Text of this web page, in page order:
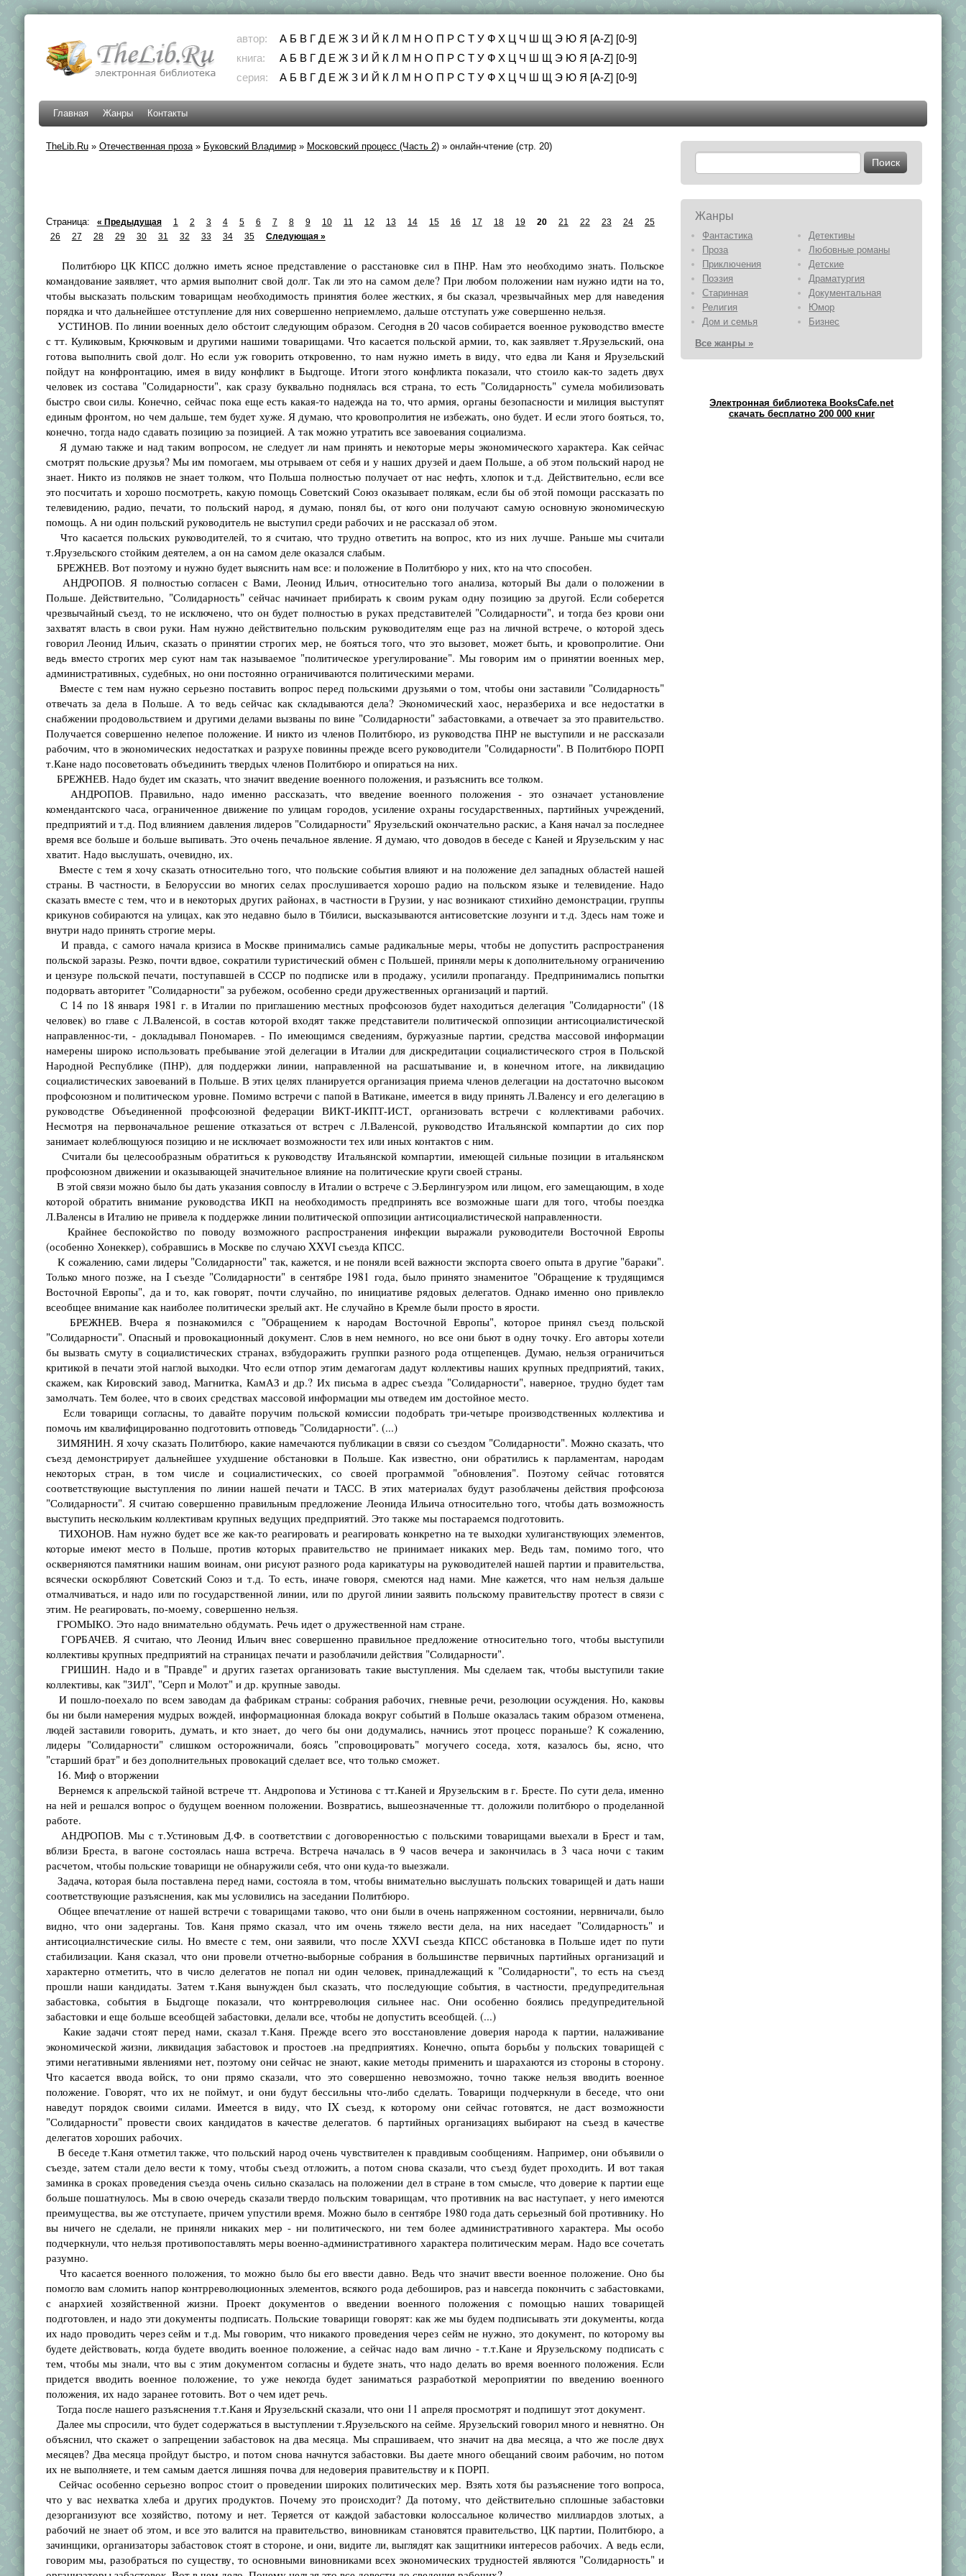
автор: А Б В Г Д Е Ж З И Й К Л М Н О П Р С Т У Ф Х Ц Ч Ш Щ Э Ю Я [A-Z] [0-9]
книга:
А Б В Г Д Е Ж З И Й К Л М Н О П Р С Т У Ф Х Ц Ч Ш Щ Э Ю Я [A-Z] [0-9]
серия:
А Б В Г Д Е Ж З И Й К Л М Н О П Р С Т У Ф Х Ц Ч Ш Щ Э Ю Я [A-Z] [0-9]
Главная Жанры Контакты
TheLib.Ru» Отечественная проза» Буковский Владимир» Московский процесс (Часть 2)» онлайн-чтение (стр. 20)
Страница: « Предыдущая 1 2 3 4 5 6 7 8 9 10 11 12 13 14 15 16 17 18 19 20 21 22 23 24
25
26
27 28 29 30 31 32 33 34 35 Следующая »
Политбюро ЦК КПСС должно иметь ясное представление о расстановке сил в ПНР. Нам это необходимо знать. Польское
командование заявляет, что армия выполнит свой долг. Так ли это на самом деле? При любом положении нам нужно идти на то,
чтобы высказать польским товарищам необходимость принятия более жестких, я бы сказал, чрезвычайных мер для наведения
порядка и что дальнейшее отступление для них совершенно неприемлемо, дальше отступать уже совершенно нельзя.
УСТИНОВ. По линии военных дело обстоит следующим образом. Сегодня в 20 часов собирается военное руководство вместе
с тт. Куликовым, Крючковым и другими нашими товарищами. Что касается польской армии, то, как заявляет т.Ярузельский, она
готова выполнить свой долг. Но если уж говорить откровенно, то нам нужно иметь в виду, что едва ли Каня и Ярузельский
пойдут на конфронтацию, имея в виду конфликт в Быдгоще. Итоги этого конфликта показали, что стоило как-то задеть двух
человек из состава "Солидарности", как сразу буквально поднялась вся страна, то есть "Солидарность" сумела мобилизовать
быстро свои силы. Конечно, сейчас пока еще есть какая-то надежда на то, что армия, органы безопасности и милиция выступят
единым фронтом, но чем дальше, тем будет хуже. Я думаю, что кровопролития не избежать, оно будет. И если этого бояться, то,
конечно, тогда надо сдавать позицию за позицией. А так можно утратить все завоевания социализма.
Я думаю также и над таким вопросом, не следует ли нам принять и некоторые меры экономического характера. Как сейчас
смотрят польские друзья? Мы им помогаем, мы отрываем от себя и у наших друзей и даем Польше, а об этом польский народ не
знает. Никто из поляков не знает толком, что Польша полностью получает от нас нефть, хлопок и т.д. Действительно, если все
это посчитать и хорошо посмотреть, какую помощь Советский Союз оказывает полякам, если бы об этой помощи рассказать по
телевидению, радио, печати, то польский народ, я думаю, понял бы, от кого они получают самую основную экономическую
помощь. А ни один польский руководитель не выступил среди рабочих и не рассказал об этом.
Что касается польских руководителей, то я считаю, что трудно ответить на вопрос, кто из них лучше. Раньше мы считали
т.Ярузельского стойким деятелем, а он на самом деле оказался слабым.
БРЕЖНЕВ. Вот поэтому и нужно будет выяснить нам все: и положение в Политбюро у них, кто на что способен.
АНДРОПОВ. Я полностью согласен с Вами, Леонид Ильич, относительно того анализа, который Вы дали о положении в
Польше. Действительно, "Солидарность" сейчас начинает прибирать к своим рукам одну позицию за другой. Если соберется
чрезвычайный съезд, то не исключено, что он будет полностью в руках представителей "Солидарности", и тогда без крови они
захватят власть в свои руки. Нам нужно действительно польским руководителям еще раз на личной встрече, о которой здесь
говорил Леонид Ильич, сказать о принятии строгих мер, не бояться того, что это вызовет, может быть, и кровопролитие. Они
ведь вместо строгих мер суют нам так называемое "политическое урегулирование". Мы говорим им о принятии военных мер,
административных, судебных, но они постоянно ограничиваются политическими мерами.
Вместе с тем нам нужно серьезно поставить вопрос перед польскими друзьями о том, чтобы они заставили "Солидарность"
отвечать за дела в Польше. А то ведь сейчас как складываются дела? Экономический хаос, неразбериха и все недостатки в
снабжении продовольствием и другими делами вызваны по вине "Солидарности" забастовками, а отвечает за это правительство.
Получается совершенно нелепое положение. И никто из членов Политбюро, из руководства ПНР не выступили и не рассказали
рабочим, что в экономических недостатках и разрухе повинны прежде всего руководители "Солидарности". В Политбюро ПОРП
т.Кане надо посоветовать объединить твердых членов Политбюро и опираться на них.
БРЕЖНЕВ. Надо будет им сказать, что значит введение военного положения, и разъяснить все толком.
АНДРОПОВ. Правильно, надо именно рассказать, что введение военного положения - это означает установление
комендантского часа, ограниченное движение по улицам городов, усиление охраны государственных, партийных учреждений,
предприятий и т.д. Под влиянием давления лидеров "Солидарности" Ярузельский окончательно раскис, а Каня начал за последнее
время все больше и больше выпивать. Это очень печальное явление. Я думаю, что доводов в беседе с Каней и Ярузельским у нас
хватит. Надо выслушать, очевидно, их.
Вместе с тем я хочу сказать относительно того, что польские события влияют и на положение дел западных областей нашей
страны. В частности, в Белоруссии во многих селах прослушивается хорошо радио на польском языке и телевидение. Надо
сказать вместе с тем, что и в некоторых других районах, в частности в Грузии, у нас возникают стихийно демонстрации, группы
крикунов собираются на улицах, как это недавно было в Тбилиси, высказываются антисоветские лозунги и т.д. Здесь нам тоже и
внутри надо принять строгие меры.
И правда, с самого начала кризиса в Москве принимались самые радикальные меры, чтобы не допустить распространения
польской заразы. Резко, почти вдвое, сократили туристический обмен с Польшей, приняли меры к дополнительному ограничению
и цензуре польской печати, поступавшей в СССР по подписке или в продажу, усилили пропаганду. Предпринимались попытки
подорвать авторитет "Солидарности" за рубежом, особенно среди дружественных организаций и партий.
С 14 по 18 января 1981 г. в Италии по приглашению местных профсоюзов будет находиться делегация "Солидарности" (18
человек) во главе с Л.Валенсой, в состав которой входят также представители политической оппозиции антисоциалистической
направленнос-ти, - докладывал Пономарев. - По имеющимся сведениям, буржуазные партии, средства массовой информации
намерены широко использовать пребывание этой делегации в Италии для дискредитации социалистического строя в Польской
Народной Республике (ПНР), для поддержки линии, направленной на расшатывание и, в конечном итоге, на ликвидацию
социалистических завоеваний в Польше. В этих целях планируется организация приема членов делегации на достаточно высоком
профсоюзном и политическом уровне. Помимо встречи с папой в Ватикане, имеется в виду принять Л.Валенсу и его делегацию в
руководстве Объединенной профсоюзной федерации ВИКТ-ИКПТ-ИСТ, организовать встречи с коллективами рабочих.
Несмотря на первоначальное решение отказаться от встреч с Л.Валенсой, руководство Итальянской компартии до сих пор
занимает колеблющуюся позицию и не исключает возможности тех или иных контактов с ним.
Считали бы целесообразным обратиться к руководству Итальянской компартии, имеющей сильные позиции в итальянском
профсоюзном движении и оказывающей значительное влияние на политические круги своей страны.
В этой связи можно было бы дать указания совпослу в Италии о встрече с Э.Берлингуэром или лицом, его замещающим, в ходе
которой обратить внимание руководства ИКП на необходимость предпринять все возможные шаги для того, чтобы поездка
Л.Валенсы в Италию не привела к поддержке линии политической оппозиции антисоциалистической направленности.
Крайнее беспокойство по поводу возможного распространения инфекции выражали руководители Восточной Европы
(особенно Хонеккер), собравшись в Москве по случаю XXVI съезда КПСС.
К сожалению, сами лидеры "Солидарности" так, кажется, и не поняли всей важности экспорта своего опыта в другие "бараки".
Только много позже, на I съезде "Солидарности" в сентябре 1981 года, было принято знаменитое "Обращение к трудящимся
Восточной Европы", да и то, как говорят, почти случайно, по инициативе рядовых делегатов. Однако именно оно привлекло
всеобщее внимание как наиболее политически зрелый акт. Не случайно в Кремле были просто в ярости.
БРЕЖНЕВ. Вчера я познакомился с "Обращением к народам Восточной Европы", которое принял съезд польской
"Солидарности". Опасный и провокационный документ. Слов в нем немного, но все они бьют в одну точку. Его авторы хотели
бы вызвать смуту в социалистических странах, взбудоражить группки разного рода отщепенцев. Думаю, нельзя ограничиться
критикой в печати этой наглой выходки. Что если отпор этим демагогам дадут коллективы наших крупных предприятий, таких,
скажем, как Кировский завод, Магнитка, КамАЗ и др.? Их письма в адрес съезда "Солидарности", наверное, трудно будет там
замолчать. Тем более, что в своих средствах массовой информации мы отведем им достойное место.
Если товарищи согласны, то давайте поручим польской комиссии подобрать три-четыре производственных коллектива и
помочь им квалифицированно подготовить отповедь "Солидарности". (...)
ЗИМЯНИН. Я хочу сказать Политбюро, какие намечаются публикации в связи со съездом "Солидарности". Можно сказать, что
съезд демонстрирует дальнейшее ухудшение обстановки в Польше. Как известно, они обратились к парламентам, народам
некоторых стран, в том числе и социалистических, со своей программой "обновления". Поэтому сейчас готовятся
соответствующие выступления по линии нашей печати и ТАСС. В этих материалах будут разоблачены действия профсоюза
"Солидарности". Я считаю совершенно правильным предложение Леонида Ильича относительно того, чтобы дать возможность
выступить нескольким коллективам крупных ведущих предприятий. Это также мы постараемся подготовить.
ТИХОНОВ. Нам нужно будет все же как-то реагировать и реагировать конкретно на те выходки хулиганствующих элементов,
которые имеют место в Польше, против которых правительство не принимает никаких мер. Ведь там, помимо того, что
оскверняются памятники нашим воинам, они рисуют разного рода карикатуры на руководителей нашей партии и правительства,
всячески оскорбляют Советский Союз и т.д. То есть, иначе говоря, смеются над нами. Мне кажется, что нам нельзя дальше
отмалчиваться, и надо или по государственной линии, или по другой линии заявить польскому правительству протест в связи с
этим. Не реагировать, по-моему, совершенно нельзя.
ГРОМЫКО. Это надо внимательно обдумать. Речь идет о дружественной нам стране.
ГОРБАЧЕВ. Я считаю, что Леонид Ильич внес совершенно правильное предложение относительно того, чтобы выступили
коллективы крупных предприятий на страницах печати и разоблачили действия "Солидарности".
ГРИШИН. Надо и в "Правде" и других газетах организовать такие выступления. Мы сделаем так, чтобы выступили такие
коллективы, как "ЗИЛ", "Серп и Молот" и др. крупные заводы.
И пошло-поехало по всем заводам да фабрикам страны: собрания рабочих, гневные речи, резолюции осуждения. Но, каковы
бы ни были намерения мудрых вождей, информационная блокада вокруг событий в Польше оказалась таким образом отменена,
людей заставили говорить, думать, и кто знает, до чего бы они додумались, начнись этот процесс пораньше? К сожалению,
лидеры "Солидарности" слишком осторожничали, боясь "спровоцировать" могучего соседа, хотя, казалось бы, ясно, что
"старший брат" и без дополнительных провокаций сделает все, что только сможет.
16. Миф о вторжении
Вернемся к апрельской тайной встрече тт. Андропова и Устинова с тт.Каней и Ярузельским в г. Бресте. По сути дела, именно
на ней и решался вопрос о будущем военном положении. Возвратись, вышеозначенные тт. доложили политбюро о проделанной
работе.
АНДРОПОВ. Мы с т.Устиновым Д.Ф. в соответствии с договоренностью с польскими товарищами выехали в Брест и там,
вблизи Бреста, в вагоне состоялась наша встреча. Встреча началась в 9 часов вечера и закончилась в 3 часа ночи с таким
расчетом, чтобы польские товарищи не обнаружили себя, что они куда-то выезжали.
Задача, которая была поставлена перед нами, состояла в том, чтобы внимательно выслушать польских товарищей и дать наши
соответствующие разъяснения, как мы условились на заседании Политбюро.
Общее впечатление от нашей встречи с товарищами таково, что они были в очень напряженном состоянии, нервничали, было
видно, что они задерганы. Тов. Каня прямо сказал, что им очень тяжело вести дела, на них наседает "Солидарность" и
антисоциалнстические силы. Но вместе с тем, они заявили, что после XXVI съезда КПСС обстановка в Польше идет по пути
стабилизации. Каня сказал, что они провели отчетно-выборные собрания в большинстве первичных партийных организаций и
характерно отметить, что в число делегатов не попал ни один человек, принадлежащий к "Солидарности", то есть на съезд
прошли наши кандидаты. Затем т.Каня вынужден был сказать, что последующие события, в частности, предупредительная
забастовка, события в Быдгоще показали, что контрреволюция сильнее нас. Они особенно боялись предупредительной
забастовки и еще больше всеобщей забастовки, делали все, чтобы не допустить всеобщей. (...)
Какие задачи стоят перед нами, сказал т.Каня. Прежде всего это восстановление доверия народа к партии, налаживание
экономической жизни, ликвидация забастовок и простоев .на предприятиях. Конечно, опыта борьбы у польских товарищей с
этими негативными явлениями нет, поэтому они сейчас не знают, какие методы применить и шарахаются из стороны в сторону.
Что касается ввода войск, то они прямо сказали, что это совершенно невозможно, точно также нельзя вводить военное
положение. Говорят, что их не поймут, и они будут бессильны что-либо сделать. Товарищи подчеркнули в беседе, что они
наведут порядок своими силами. Имеется в виду, что IX съезд, к которому они сейчас готовятся, не даст возможности
"Солидарности" провести своих кандидатов в качестве делегатов. 6 партийных организациях выбирают на съезд в качестве
делегатов хороших рабочих.
В беседе т.Каня отметил также, что польский народ очень чувствителен к правдивым сообщениям. Например, они объявили о
съезде, затем стали дело вести к тому, чтобы съезд отложить, а потом снова сказали, что съезд будет проходить. И вот такая
заминка в сроках проведения съезда очень сильно сказалась на положении дел в стране в том смысле, что доверие к партии еще
больше пошатнулось. Мы в свою очередь сказали твердо польским товарищам, что противник на вас наступает, у него имеются
преимущества, вы же отступаете, причем упустили время. Можно было в сентябре 1980 года дать серьезный бой противнику. Но
вы ничего не сделали, не приняли никаких мер - ни политического, ни тем более административного характера. Мы особо
подчеркнули, что нельзя противопоставлять меры военно-административного характера политическим мерам. Надо все сочетать
разумно.
Что касается военного положения, то можно было бы его ввести давно. Ведь что значит ввести военное положение. Оно бы
помогло вам сломить напор контрреволюционных элементов, всякого рода дебоширов, раз и навсегда покончить с забастовками,
с анархией хозяйственной жизни. Проект документов о введении военного положения с помощью наших товарищей
подготовлен, и надо эти документы подписать. Польские товарищи говорят: как же мы будем подписывать эти документы, когда
их надо проводить через сейм и т.д. Мы говорим, что никакого проведения через сейм не нужно, это документ, по которому вы
будете действовать, когда будете вводить военное положение, а сейчас надо вам лично - т.т.Кане и Ярузельскому подписать с
тем, чтобы мы знали, что вы с этим документом согласны и будете знать, что надо делать во время военного положения. Если
придется вводить военное положение, то уже некогда будет заниматься разработкой мероприятии по введению военного
положения, их надо заранее готовить. Вот о чем идет речь.
Тогда после нашего разъяснения т.т.Каня и Ярузельскнй сказали, что они 11 апреля просмотрят и подпишут этот документ.
Далее мы спросили, что будет содержаться в выступлении т.Ярузельского на сейме. Ярузельский говорил много и невнятно. Он
объяснил, что скажет о запрещении забастовок на два месяца. Мы спрашиваем, что значит на два месяца, а что же после двух
месяцев? Два месяца пройдут быстро, и потом снова начнутся забастовки. Вы даете много обещаний своим рабочим, но потом
их не выполняете, и тем самым дается лишняя почва для недоверия правительству и к ПОРП.
Сейчас особенно серьезно вопрос стоит о проведении широких политических мер. Взять хотя бы разъяснение того вопроса,
что у вас нехватка хлеба и других продуктов. Почему это происходит? Да потому, что действительно сплошные забастовки
дезорганизуют все хозяйство, потому и нет. Теряется от каждой забастовки колоссальное количество миллиардов злотых, а
рабочий не знает об этом, и все это валится на правительство, виновникам становятся правительство, ЦК партии, Политбюро, а
зачинщики, организаторы забастовок стоят в стороне, и они, видите ли, выглядят как защитники интересов рабочих. А ведь если,
говорим мы, разобраться по существу, то основными виновниками всех экономических трудностей являются "Солидарность" и
Жанры
Фантастика
Детективы
Проза
Любовные романы
Приключения
Детские
Поэзия
Драматургия
Старинная
Документальная
Религия
Юмор
Дом и семья
Бизнес
Все жанры »
Электронная библиотека BooksCafe.net
скачать бесплатно 200 000 книг